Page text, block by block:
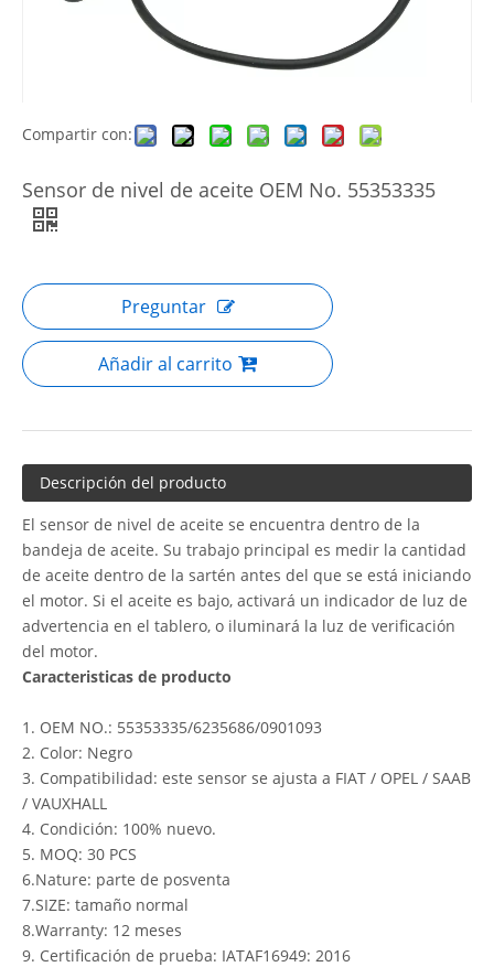
Compartir con:
Preguntar
Añadir al carrito
Descripción del producto
El sensor de nivel de aceite se encuentra dentro de la
bandeja de aceite. Su trabajo principal es medir la cantidad
de aceite dentro de la sartén antes del que se está iniciando
el motor. Si el aceite es bajo, activará un indicador de luz de
del motor.
Caracteristicas de producto
1. OEM NO.: 55353335/6235686/0901093
2. Color: Negro
3. Compatibilidad: este sensor se ajusta a FIAT / OPEL / SAAB
/ VAUXHALL
4. Condición: 100% nuevo.
5. MOQ: 30 PCS
6.Nature: parte de posventa